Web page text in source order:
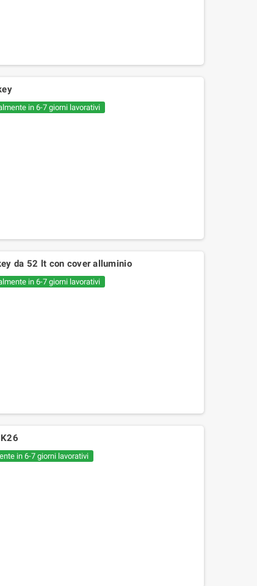
in 6-7 giorni lavorativi
da 52 lt con cover alluminio
in 6-7 giorni lavorativi
in 6-7 giorni lavorativi